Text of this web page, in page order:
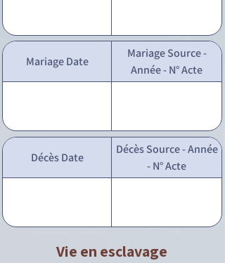
Mariage Date
Mariage Source -
Année - N° Acte
Décès Date
Décès Source - Année
- N° Acte
Vie en esclavage